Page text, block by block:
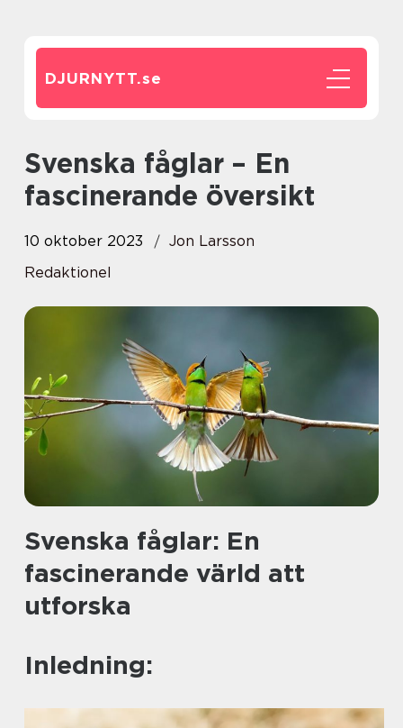
DJURNYTT.se
Svenska fåglar – En
fascinerande översikt
10 oktober 2023
Jon Larsson
Redaktionel
Svenska fåglar: En
fascinerande värld att
utforska
Inledning: